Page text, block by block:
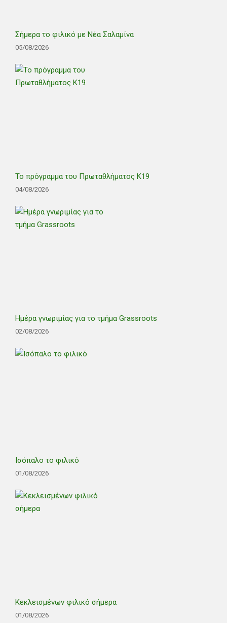
Σήμερα το φιλικό με Νέα Σαλαμίνα
05/08/2026
Το πρόγραμμα του Πρωταθλήματος Κ19
04/08/2026
Ημέρα γνωριμίας για το τμήμα Grassroots
02/08/2026
Ισόπαλο το φιλικό
01/08/2026
Κεκλεισμένων φιλικό σήμερα
01/08/2026